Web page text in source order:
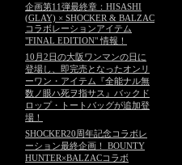
企画第11弾最終章：HISASHI
(GLAY) × SHOCKER & BALZAC
コラボレーションアイテム
"FINAL EDITION" 情報！
10月2日の大阪ワンマンの日に
登場し、即完売となったオンリ
ーワン・アイテム『全能ナル無
数ノ眼ハ死ヲ指サス』バックド
ロップ・トートバッグが追加登
場！
SHOCKER20周年記念コラボレ
ーション最終企画！ BOUNTY
HUNTER×BALZACコラボ